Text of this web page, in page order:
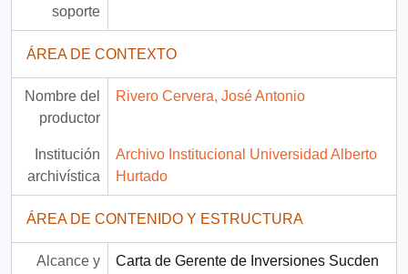
soporte
ÁREA DE CONTEXTO
Nombre del
productor
Rivero Cervera, José Antonio
Institución
archivística
Archivo Institucional Universidad Alberto
Hurtado
ÁREA DE CONTENIDO Y ESTRUCTURA
Alcance y
Carta de Gerente de Inversiones Sucden